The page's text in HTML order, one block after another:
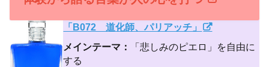
「B072 道化師、パリアッチ」
メインテーマ：
「悲しみのピエロ」を自由に
する